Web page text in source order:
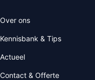
Over ons
Kennisbank & Tips
Actueel
Contact & Offerte